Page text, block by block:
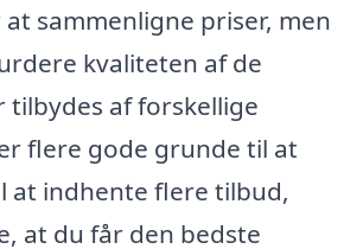
sammenligne priser, men
kvaliteten af de
tilbydes af forskellige
flere gode grunde til at
at indhente flere tilbud,
at du får den bedste